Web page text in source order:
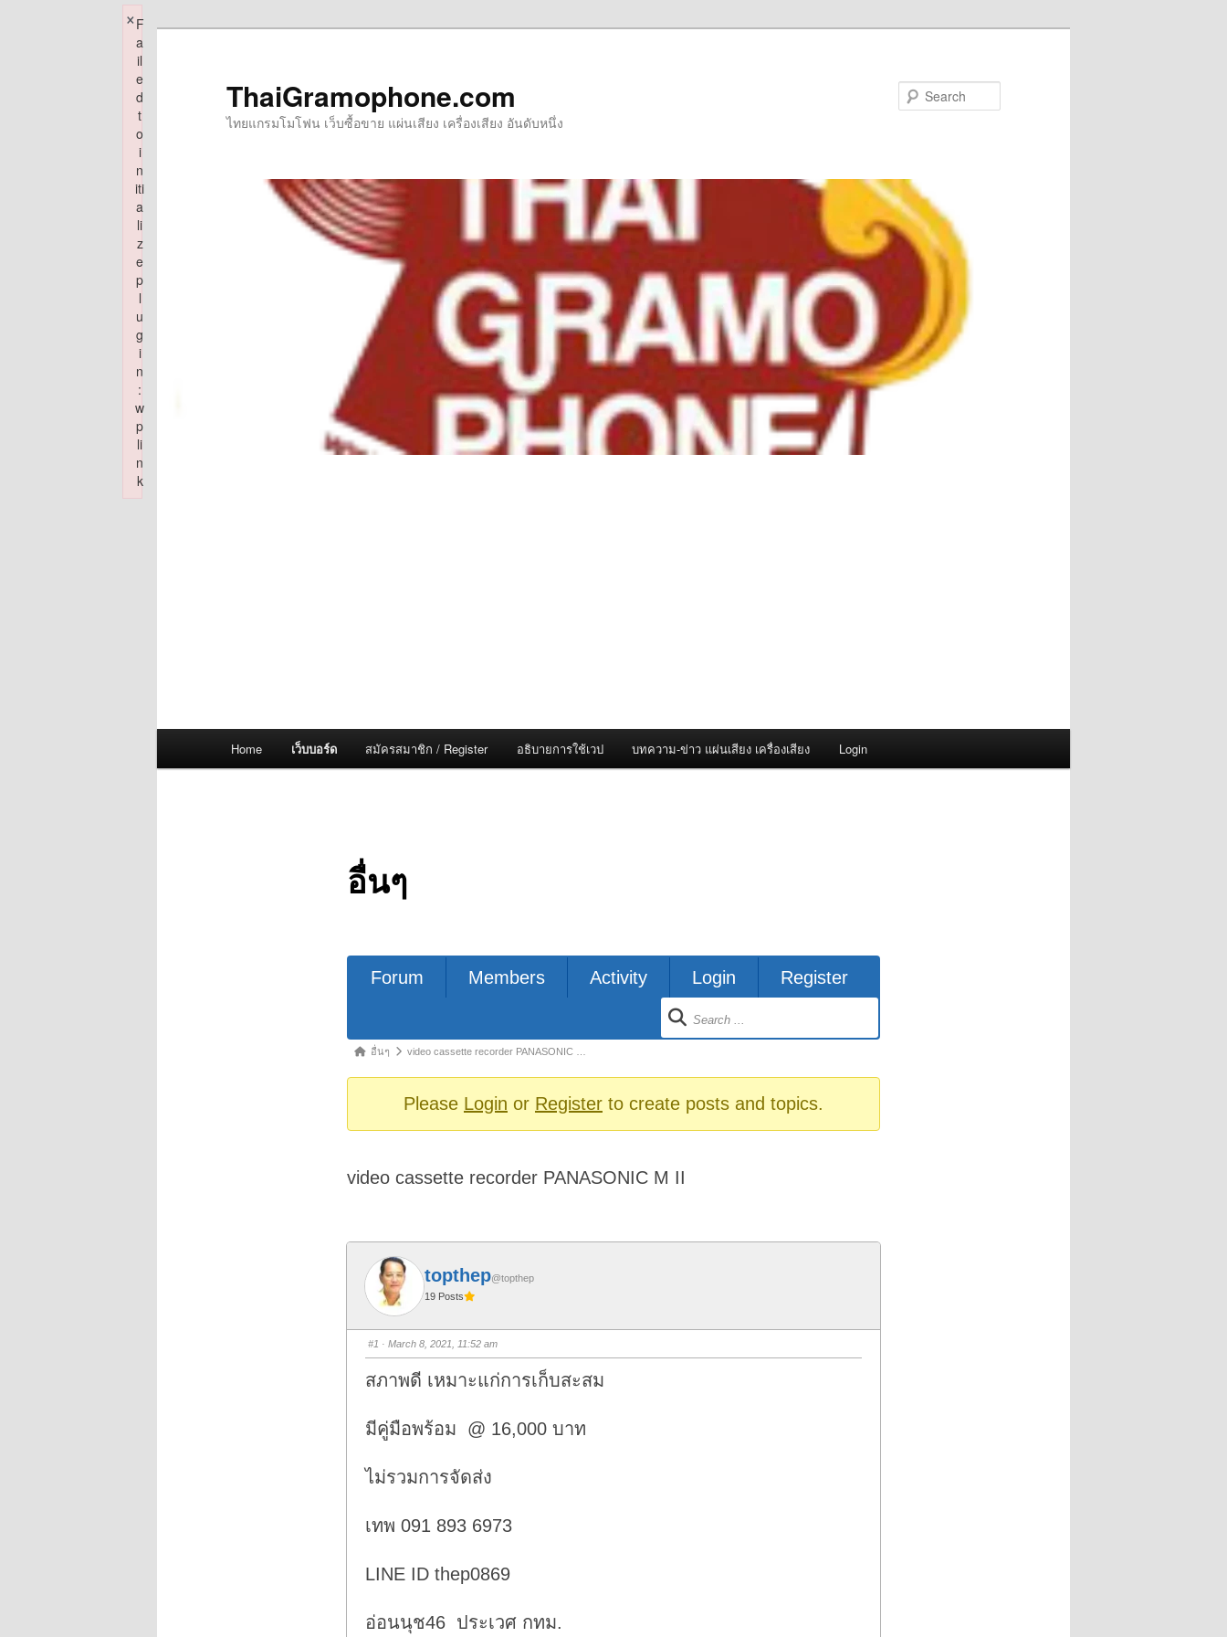
ThaiGramophone.com
ไทยแกรมโมโฟน เว็บซื้อขาย แผ่นเสียง เครื่องเสียง อันดับหนึ่ง
Home เว็บบอร์ด สมัครสมาชิก / Register อธิบายการใช้เวป บทความ-ข่าว แผ่นเสียง เครื่องเสียง Login
อื่นๆ
Forum
Forum Members Activity Login Register
Forum
breadcrumbs
here:
อื่นๆ video cassette recorder PANASONIC …
Please Login or Registerto create posts and topics.
video cassette recorder PANASONIC M II
topthep@topthep
19 Posts
#1 · March 8, 2021, 11:52 am
สภาพดี เหมาะแก่การเก็บสะสม
มีคู่มือพร้อม @ 16,000 บาท
ไม่รวมการจัดส่ง
เทพ 091 893 6973
LINE ID thep0869
อ่อนนุช46 ประเวศ กทม.
F
a
il
e
d
t
o
i
n
iti
a
li
z
e
p
l
u
g
i
n
:
w
p
li
n
k
×